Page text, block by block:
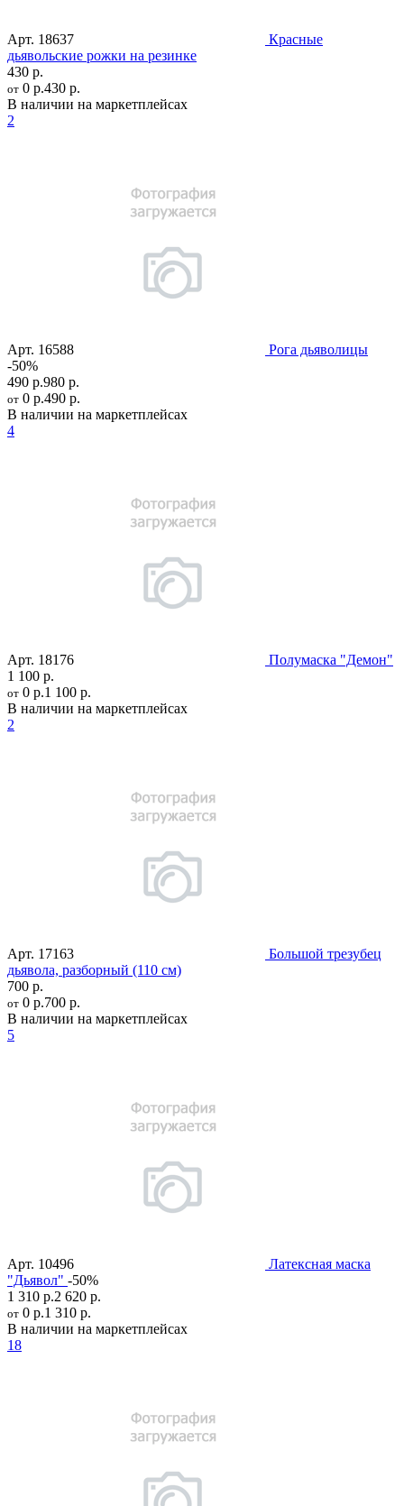
Арт. 18637
Красные
дьявольские рожки на резинке
430 р.
от 0 р.430 р.
В наличии на маркетплейсах
2
Арт. 16588
Рога дьяволицы
-50%
490 р.980 р.
от 0 р.490 р.
В наличии на маркетплейсах
4
Арт. 18176
Полумаска "Демон"
1 100 р.
от 0 р.1 100 р.
В наличии на маркетплейсах
2
Арт. 17163
Большой трезубец
дьявола, разборный (110 см)
700 р.
от 0 р.700 р.
В наличии на маркетплейсах
5
Арт. 10496
Латексная маска
"Дьявол" -50%
1 310 р.2 620 р.
от 0 р.1 310 р.
В наличии на маркетплейсах
18